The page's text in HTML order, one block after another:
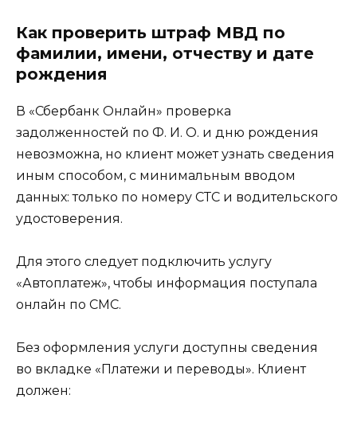
Как проверить штраф МВД по
фамилии, имени, отчеству и дате
рождения
В «Сбербанк Онлайн» проверка
задолженностей по Ф. И. О. и дню рождения
невозможна, но клиент может узнать сведения
иным способом, с минимальным вводом
данных: только по номеру СТС и водительского
удостоверения.
Для этого следует подключить услугу
«Автоплатеж», чтобы информация поступала
онлайн по СМС.
Без оформления услуги доступны сведения
во вкладке «Платежи и переводы». Клиент
должен: